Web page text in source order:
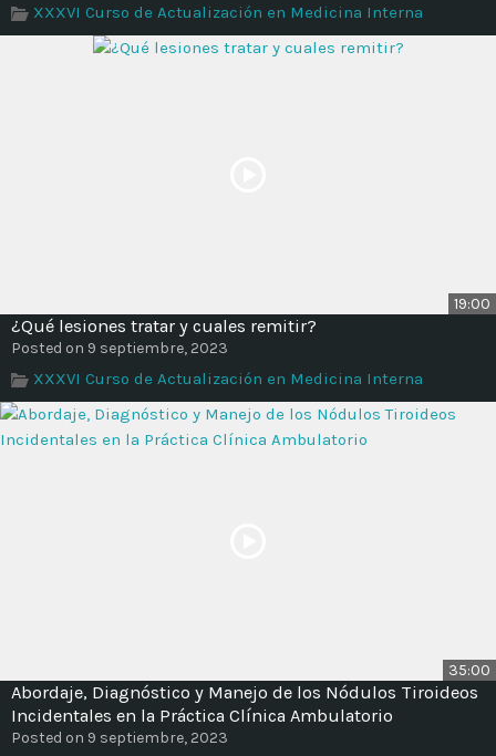
XXXVI Curso de Actualización en Medicina Interna
19:00
¿Qué lesiones tratar y cuales remitir?
Posted on 9 septiembre, 2023
XXXVI Curso de Actualización en Medicina Interna
35:00
Abordaje, Diagnóstico y Manejo de los Nódulos Tiroideos
Incidentales en la Práctica Clínica Ambulatorio
Posted on 9 septiembre, 2023